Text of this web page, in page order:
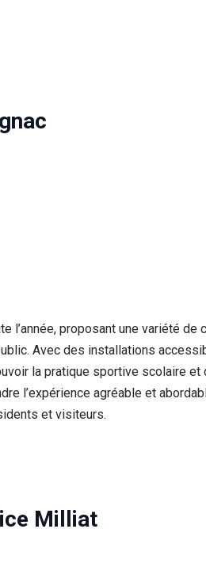
proposant une variété de
Avec des installations
la pratique sportive scolaire et
l’expérience agréable et
et visiteurs.
Milliat